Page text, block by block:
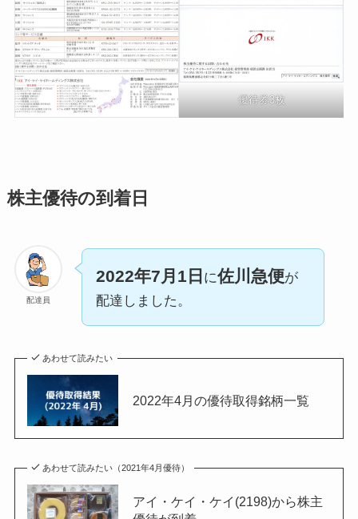
優待券3枚
株主優待の到着日
配達員
2022年7月1日 に佐川急便が
配達しました。
あわせて読みたい
2022年4月の優待取得銘柄一覧
あわせて読みたい（2021年4月優待）
アイ・ケイ・ケイ(2198)から株主